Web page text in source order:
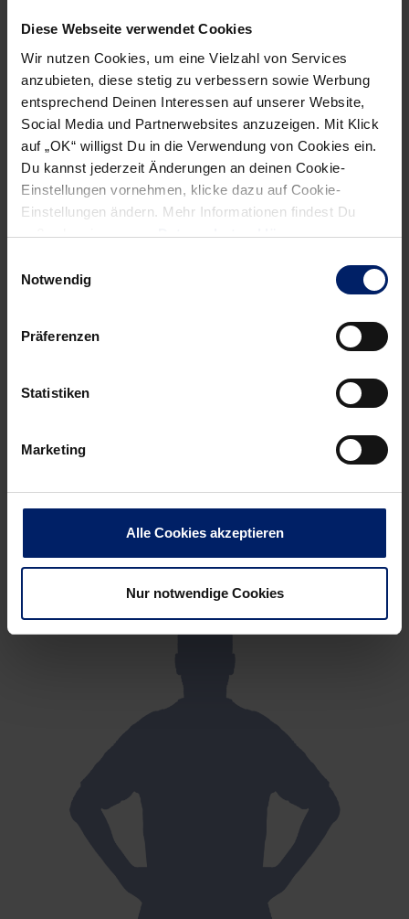
Diese Webseite verwendet Cookies
Wir nutzen Cookies, um eine Vielzahl von Services
anzubieten, diese stetig zu verbessern sowie Werbung
entsprechend Deinen Interessen auf unserer Website,
Social Media und Partnerwebsites anzuzeigen. Mit Klick
auf „OK“ willigst Du in die Verwendung von Cookies ein.
Du kannst jederzeit Änderungen an deinen Cookie-
Einstellungen vornehmen, klicke dazu auf Cookie-
Einstellungen ändern. Mehr Informationen findest Du
außerdem in unsererDatenschutzerklärung.
Notwendig
Präferenzen
Statistiken
Marketing
Alle Cookies akzeptieren
Nur notwendige Cookies